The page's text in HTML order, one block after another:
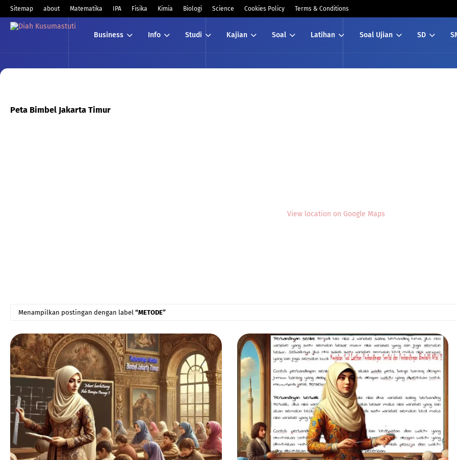
Sitemap about Matematika IPA Fisika Kimia Biologi Science Cookies Policy Terms & Conditions
Business Info Studi Kajian Soal Latihan Soal Ujian SD
Peta Bimbel Jakarta Timur
View location on Google Maps
Menampilkan postingan dengan label METODE